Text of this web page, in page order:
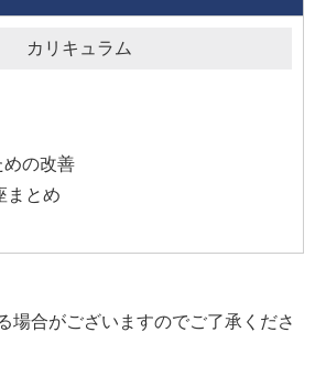
めの改善
まとめ
場合がございますのでご了承くださ